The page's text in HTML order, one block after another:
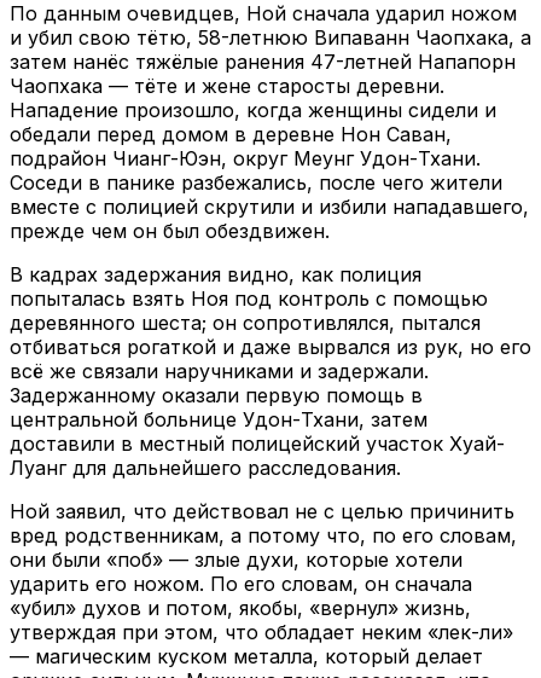
По данным очевидцев, Ной сначала ударил ножом
и убил свою тётю, 58-летнюю Випаванн Чаопхака, а
затем нанёс тяжёлые ранения 47-летней Напапорн
Чаопхака — тёте и жене старосты деревни.
Нападение произошло, когда женщины сидели и
обедали перед домом в деревне Нон Саван,
подрайон Чианг-Юэн, округ Меунг Удон-Тхани.
Соседи в панике разбежались, после чего жители
вместе с полицией скрутили и избили нападавшего,
прежде чем он был обездвижен.
В кадрах задержания видно, как полиция
попыталась взять Ноя под контроль с помощью
деревянного шестa; он сопротивлялся, пытался
отбиваться рогаткой и даже вырвался из рук, но его
всё же связали наручниками и задержали.
Задержанному оказали первую помощь в
центральной больнице Удон-Тхани, затем
доставили в местный полицейский участок Хуай-
Луанг для дальнейшего расследования.
Ной заявил, что действовал не с целью причинить
вред родственникам, а потому что, по его словам,
они были «поб» — злые духи, которые хотели
ударить его ножом. По его словам, он сначала
«убил» духов и потом, якобы, «вернул» жизнь,
утверждая при этом, что обладает неким «лек-ли»
— магическим куском металла, который делает